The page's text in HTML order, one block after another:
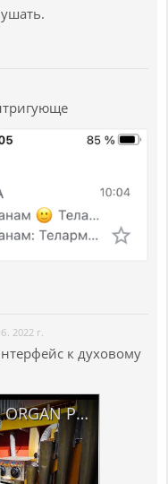
2022 г.
к духовому
I BOUGHT A CHURCH ORGAN PART 7 - Putting In ALL Of The Pipes